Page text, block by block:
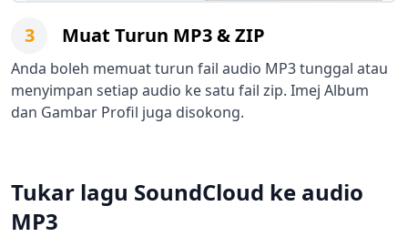
3 Muat Turun MP3 & ZIP
Anda boleh memuat turun fail audio MP3 tunggal atau
menyimpan setiap audio ke satu fail zip. Imej Album
dan Gambar Profil juga disokong.
Tukar lagu SoundCloud ke audio
MP3